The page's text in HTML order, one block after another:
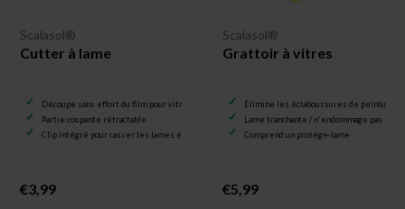
Scalasol®
Cutter à lame
Découpe sans effort du film pour vitrage
Partie coupante rétractable
Clip intégré pour casser les lames émoussées
€3,99
Scalasol®
Grattoir à vitres
Élimine les éclaboussures de peinture
Lame tranchante / n'endommage pas le
Comprend un protège-lame
€5,99